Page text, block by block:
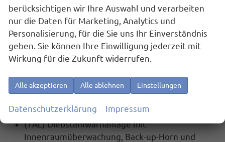
(QH1) Sprachsteuerung
(YOS) Vorbereitet für ""VW Connect"" und ""VW
Connect Plus""
SICHERHEIT:
(UG1) Berganfahrassistent
Beifahrerairbag-Deaktivierung
(7AL) Diebstahlwarnanlage mit
Innenraumüberwachung, Back-up-Horn und
berücksichtigen wir Ihre Auswahl und verarbeiten
nur die Daten für Marketing, Analytics und
Personalisierung, für die Sie uns Ihr Einverständnis
geben. Sie können Ihre Einwilligung jederzeit mit
Wirkung für die Zukunft widerrufen.
Alle akzeptieren Alle ablehnen Einstellungen
Datenschutzerklärung Impressum